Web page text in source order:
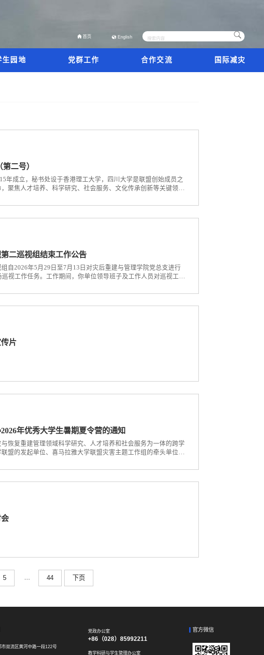
首页 English
生园地 党群工作 合作交流 国际减灾
二号）
年成立，秘书处设于香港理工大学，四川大学是联盟创始成员之
聚焦人才培养、科学研究、社会服务、文化传承创新等关键领
学、北京师范大学、韩国延世大学、澳大利亚新南威尔士大
二巡视组结束工作公告
自2026年5月29日至7月13日对灾后重建与管理学院党总支进行
视工作任务。工作期间，你单位领导班子及工作人员对巡视工作
片
年优秀大学生暑期夏令营的通知
恢复重建管理领域科学研究、人才培养和社会服务为一体的跨学
盟的发起单位、喜马拉雅大学联盟灾害主题工作组的牵头单位。
牵头的“综合灾害科学”是四川大学“双一流”超前部署学...
5 44 下页
市双流区黄河中路一段122号
党政办公室
+86（028）85992211
教学科研与学生管理办公室
官方微信